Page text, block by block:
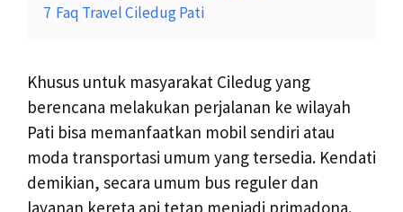
7 Faq Travel Ciledug Pati
Khusus untuk masyarakat Ciledug yang
berencana melakukan perjalanan ke wilayah
Pati bisa memanfaatkan mobil sendiri atau
moda transportasi umum yang tersedia. Kendati
demikian, secara umum bus reguler dan
layanan kereta api tetap menjadi primadona.